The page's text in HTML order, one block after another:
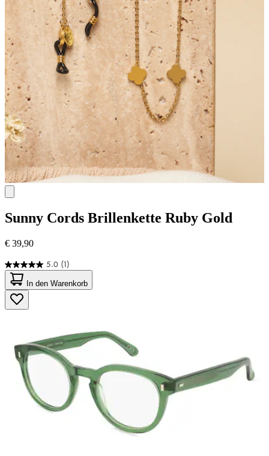
Sunny Cords Brillenkette Ruby Gold
€ 39,90
5.0 (1)
5.0
von
5
Sternen.
1
In den Warenkorb